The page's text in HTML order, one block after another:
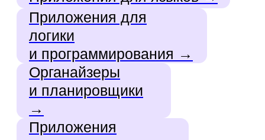
Безопасность в интернете →
Как мотивировать
к использованию
→
Онлайн-курсы →
мощным помощником в учебе.
Лучшие приложения для школьников